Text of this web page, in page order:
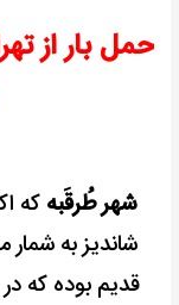
حمل بار از
شهر طُرقَبه که
شاندیز به شمار
قدیم بوده که